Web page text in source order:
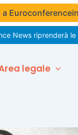
a
riprenderà le
legale